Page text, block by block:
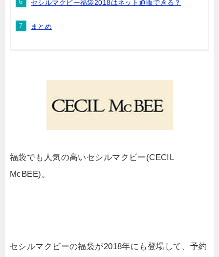
セシルマクビー福袋2018はネット通販できる？
まとめ
福袋でも人気の高いセシルマクビー(CECIL
McBEE)。
セシルマクビーの福袋が2018年にも登場して、予約